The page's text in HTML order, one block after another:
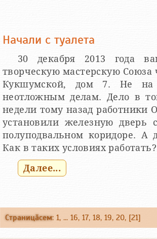
Начали с туалета
30 декабря 2013 года
творческую мастерскую
Кукшумской, дом 7. Не на
неотложным делам. Дело в
недели тому назад
установили железную
полуподвальном коридоре. А
Как в таких условиях
Далее...
Страницăсем: 1, ... 16, 17, 18, 19, 20, [21]